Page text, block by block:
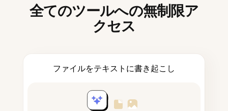
全てのツールへの無制限ア
クセス
ファイルをテキストに書き起こし